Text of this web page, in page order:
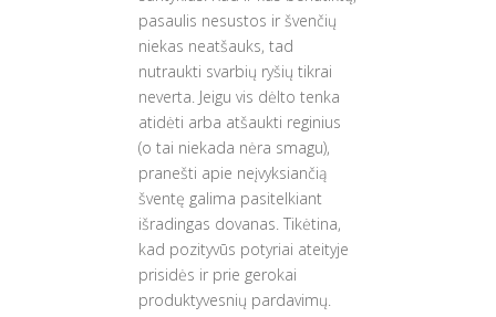
pasaulis nesustos ir švenčių
niekas neatšauks, tad
nutraukti svarbių ryšių tikrai
neverta. Jeigu vis dėlto tenka
atidėti arba atšaukti reginius
(o tai niekada nėra smagu),
pranešti apie neįvyksiančią
šventę galima pasitelkiant
išradingas dovanas. Tikėtina,
kad pozityvūs potyriai ateityje
prisidės ir prie gerokai
produktyvesnių pardavimų.